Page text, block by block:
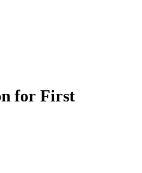
for First